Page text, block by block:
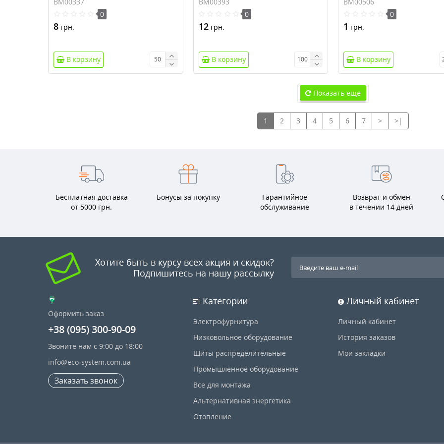
0
8 грн.
В корзину
0
12грн.
В корзину
0
1 грн.
В корзину
Показать еще
1 2 3 4 5 6 7 >
>|
Бесплатная доставка
от 5000 грн.
Бонусы за покупку
Гарантийное
обслуживание
Возврат и обмен
в течении 14 дней
Хотите быть в курсу всех акция и скидок?
Подпишитесь на нашу рассылку
Оформить заказ
+38 (095) 300-90-09
Звоните нам с 9:00 до 18:00
info@eco-system.com.ua
Заказать звонок
Категории
Электрофурнитура
Низковольное оборудование
Щиты распределительные
Промышленное оборудование
Все для монтажа
Альтернативная энергетика
Отопление
Личный кабинет
Личный кабинет
История заказов
Мои закладки